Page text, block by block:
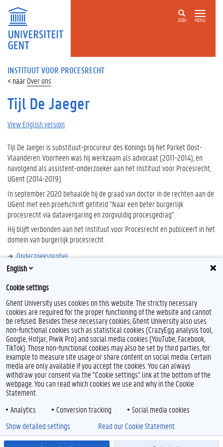
ZOEK MENU
INSTITUUT VOOR PROCESRECHT
Over ons
Tijl De Jaeger
View English version
Tijl De Jaeger is substituut-procureur des Konings bij het Parket Oost-
Vlaanderen. Voorheen was hij werkzaam als advocaat (2011-2014), en
navolgend als assistent-onderzoeker aan het Instituut voor Procesrecht,
UGent (2014-2019).
In september 2020 behaalde hij de graad van doctor in de rechten aan de
UGent met een proefschrift getiteld "Naar een beter burgerlijk
procesrecht via datavergaring en zorgvuldig procesgedrag".
Hij blijft verbonden aan het Instituut voor Procesrecht en publiceert in het
domein van burgerlijk procesrecht.
Onderzoeksprofiel
Bibliografie
Feedback
Privacy
Disclaimer
Toegankelijkheid
© 2026 Universiteit Gent
English
Cookie settings
Ghent University uses cookies on this website. The strictly necessary
cookies are required for the proper functioning of the website and cannot
be refused. Besides these necessary cookies, Ghent University also uses
non-functional cookies such as statistical cookies (CrazyEgg analysis tool,
Google, Hotjar, Piwik Pro) and social media cookies (YouTube, Facebook,
TikTok). Those non-functional cookies may also be set by third parties, for
example to measure site usage or share content on social media. Certain
media are only available if you accept the cookies. You can always
withdraw your consent via the "Cookie settings" link at the bottom of the
webpage. You can read which cookies we use and why in the Cookie
Statement.
Analytics
Conversion tracking Social media cookies
Show detailed settings Read our Cookie Statement.